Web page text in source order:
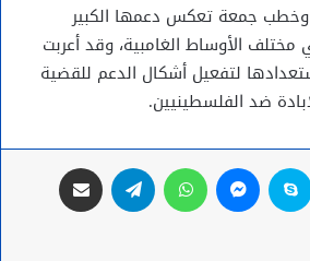
وخطب جمعة تعكس دعمها الكبير
الأوساط الغامبية، وقد أعربت
لتفعيل أشكال الدعم للقضية
ضد الفلسطينيين.
لينكدإن سكايب ماسنجر واتساب تيلقرام